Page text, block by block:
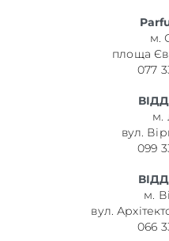
м.
площа
077
м.
вул.
099
м.
вул.
066